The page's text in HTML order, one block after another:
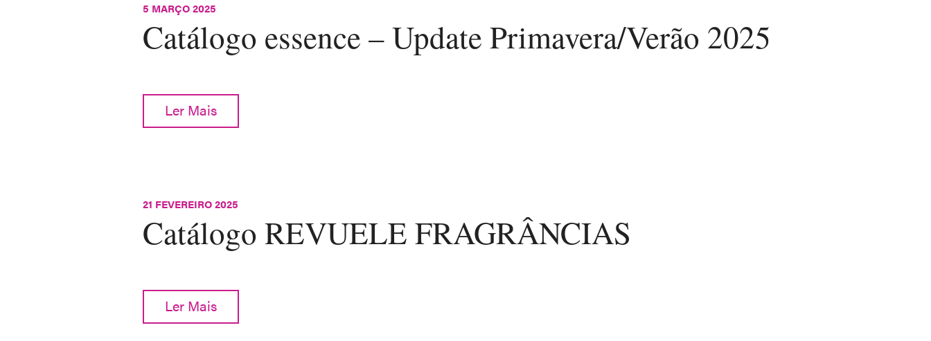
5 MARÇO 2025
Catálogo essence – Update Primavera/Verão 2025
Ler Mais
21 FEVEREIRO 2025
Catálogo REVUELE FRAGRÂNCIAS
Ler Mais